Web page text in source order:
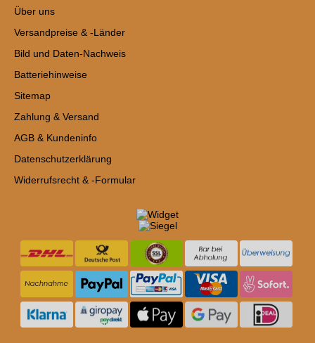
Über uns
Versandpreise & -Länder
Bild und Daten-Nachweis
Batteriehinweise
Sitemap
Zahlung & Versand
AGB & Kundeninfo
Datenschutzerklärung
Widerrufsrecht & -Formular